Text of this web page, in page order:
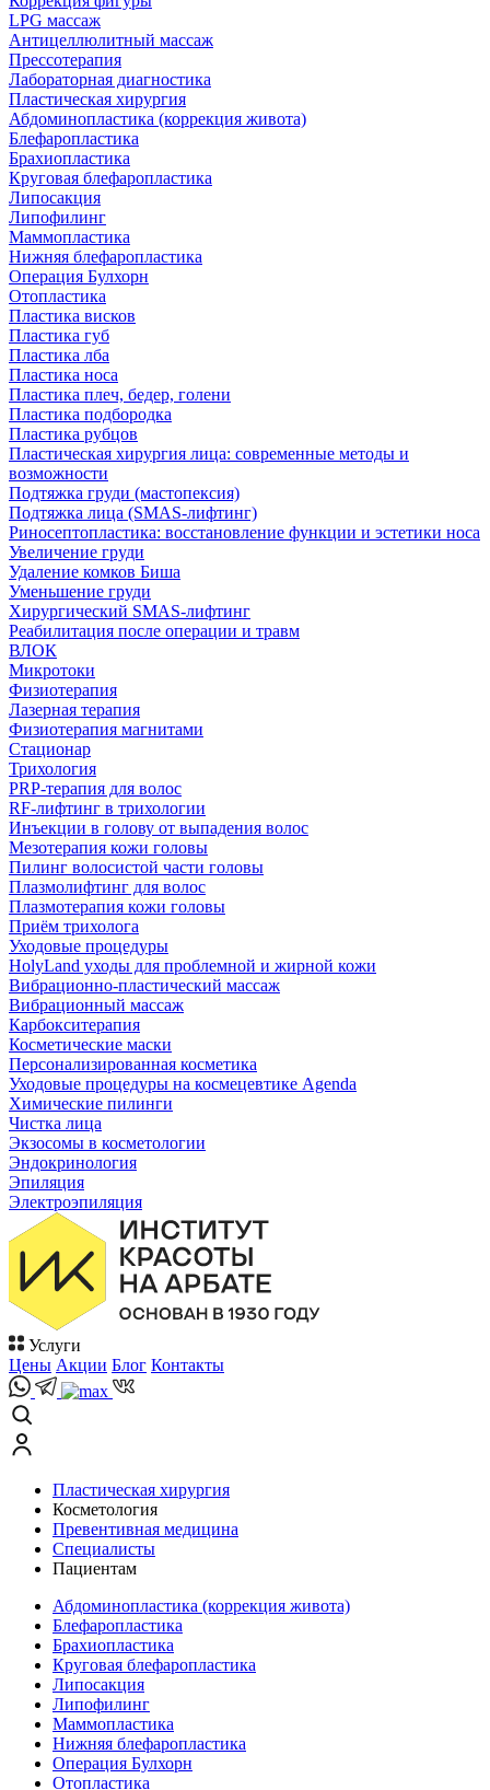
LPG массаж
Антицеллюлитный массаж
Прессотерапия
Лабораторная диагностика
Пластическая хирургия
Абдоминопластика (коррекция живота)
Блефаропластика
Брахиопластика
Круговая блефаропластика
Липосакция
Липофилинг
Маммопластика
Нижняя блефаропластика
Операция Булхорн
Отопластика
Пластика висков
Пластика губ
Пластика лба
Пластика носа
Пластика плеч, бедер, голени
Пластика подбородка
Пластика рубцов
Пластическая хирургия лица: современные методы и
возможности
Подтяжка груди (мастопексия)
Подтяжка лица (SMAS-лифтинг)
Риносептопластика: восстановление функции и эстетики носа
Увеличение груди
Удаление комков Биша
Уменьшение груди
Хирургический SMAS-лифтинг
Реабилитация после операции и травм
ВЛОК
Микротоки
Физиотерапия
Лазерная терапия
Физиотерапия магнитами
Стационар
Трихология
PRP-терапия для волос
RF-лифтинг в трихологии
Инъекции в голову от выпадения волос
Мезотерапия кожи головы
Пилинг волосистой части головы
Плазмолифтинг для волос
Плазмотерапия кожи головы
Приём трихолога
Уходовые процедуры
HolyLand уходы для проблемной и жирной кожи
Вибрационно-пластический массаж
Вибрационный массаж
Карбокситерапия
Косметические маски
Персонализированная косметика
Уходовые процедуры на космецевтике Agenda
Химические пилинги
Чистка лица
Экзосомы в косметологии
Эндокринология
Эпиляция
Электроэпиляция
Услуги
Цены Акции Блог Контакты
Пластическая хирургия
Косметология
Превентивная медицина
Специалисты
Пациентам
Абдоминопластика (коррекция живота)
Блефаропластика
Брахиопластика
Круговая блефаропластика
Липосакция
Липофилинг
Маммопластика
Нижняя блефаропластика
Операция Булхорн
Отопластика